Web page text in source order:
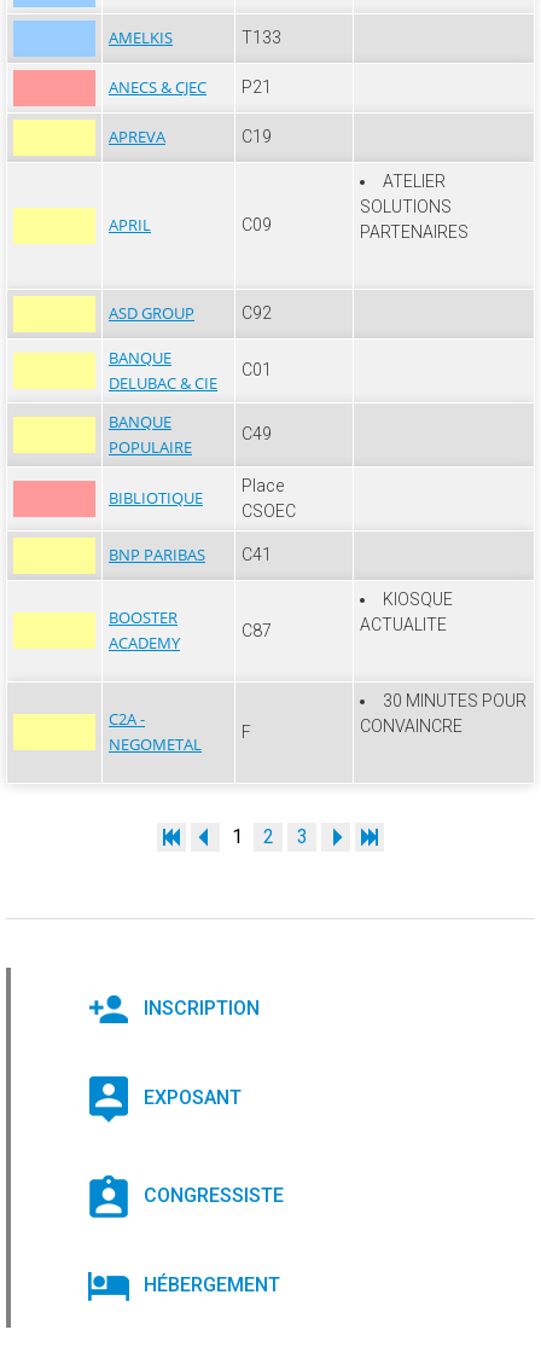
AMELKIS T133
ANECS & CJEC P21
APREVA C19
APRIL C09
ATELIER
SOLUTIONS
PARTENAIRES
ASD GROUP C92
BANQUE
DELUBAC & CIE
C01
BANQUE
POPULAIRE
C49
BIBLIOTIQUE
Place
CSOEC
BNP PARIBAS C41
BOOSTER
ACADEMY
C87
KIOSQUE
ACTUALITE
C2A -
NEGOMETAL
F
30 MINUTES POUR
CONVAINCRE
1 2 3
INSCRIPTION
EXPOSANT
CONGRESSISTE
HÉBERGEMENT